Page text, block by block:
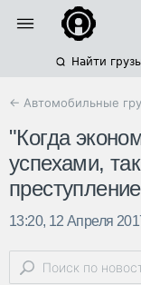
Найти
← Автомобильные
"Когда
успехами,
13:20, 12 Апреля